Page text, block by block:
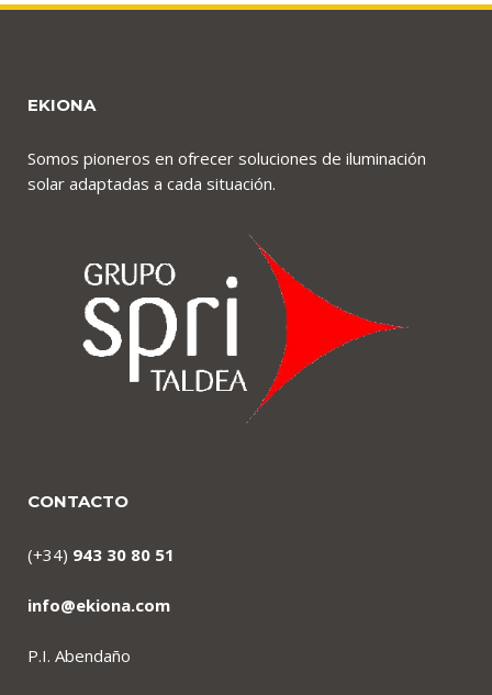
EKIONA
Somos pioneros en ofrecer soluciones de iluminación
solar adaptadas a cada situación.
CONTACTO
(+34) 943 30 80 51
info@ekiona.com
P.I. Abendaño